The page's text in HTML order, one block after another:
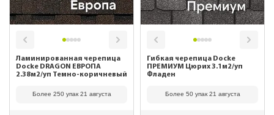
Ламинированная черепица
Docke DRAGON ЕВРОПА
2.38м2/уп Темно-коричневый
Более 250 упак 21 августа
Гибкая черепица Docke
ПРЕМИУМ Цюрих 3.1м2/уп
Фладен
Более 50 упак 21 августа